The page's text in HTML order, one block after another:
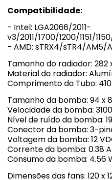
Compatibilidade:
- Intel: LGA2066/2011-
v3/2011/1700/1200/1151/
- AMD: sTRX4/sTR4/AM5/
Tamanho do radiador: 282
Material do radiador:
Comprimento do Tubo:
Tamanho da bomba: 94 x
Velocidade da bomba:
Nível de ruído da bomba:
Conector da bomba: 3-
Voltagem da bomba: 12
Corrente da bomba: 0.38 A
Consumo da bomba: 4.56
Dimensões das fans: 120 x